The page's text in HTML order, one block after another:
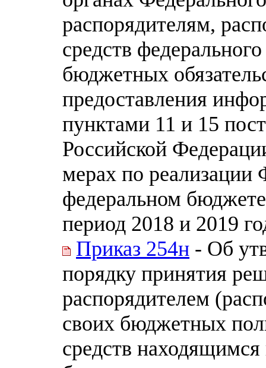
распорядителям,
средств
бюджетных
предоставления
пунктами 11 и 15
Российской
мерах по реализации
федеральном
период 2018 и 2019
Приказ 254н - Об
порядку принятия
распорядителем
своих бюджетных
средств